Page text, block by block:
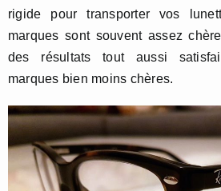
rigide pour transporter vos
marques sont souvent assez
des résultats tout aussi
marques bien moins chères.